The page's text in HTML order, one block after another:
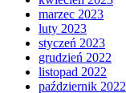
marzec 2023
luty 2023
styczeń 2023
grudzień 2022
listopad 2022
październik 2022